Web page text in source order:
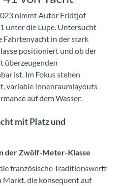
nimmt Autor Fridtjof
unter die Lupe. Untersucht
Fahrtenyacht in der stark
positioniert und ob der
überzeugenden
ist. Im Fokus stehen
variable Innenraumlayouts
auf dem Wasser.
mit Platz und
der Zwölf-Meter-Klasse
französische Traditionswerft
Markt, die konsequent auf